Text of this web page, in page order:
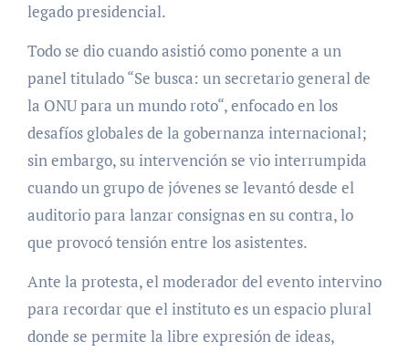
legado presidencial.
Todo se dio cuando asistió como ponente a un
panel titulado “Se busca: un secretario general de
la ONU para un mundo roto“, enfocado en los
desafíos globales de la gobernanza internacional;
sin embargo, su intervención se vio interrumpida
cuando un grupo de jóvenes se levantó desde el
auditorio para lanzar consignas en su contra, lo
que provocó tensión entre los asistentes.
Ante la protesta, el moderador del evento intervino
para recordar que el instituto es un espacio plural
donde se permite la libre expresión de ideas,